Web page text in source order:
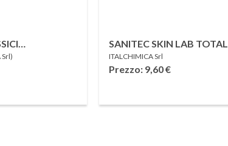
KASHMIR
Srl)
SANITEC SKIN LAB TOTAL
BODY SAPONE CON
GLICERINA 1 LITRO
ITALCHIMICA Srl
Prezzo: 9,60€